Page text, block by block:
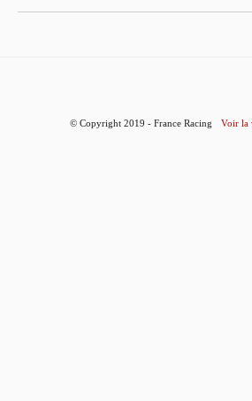
© Copyright 2019 - France Racing Voir la